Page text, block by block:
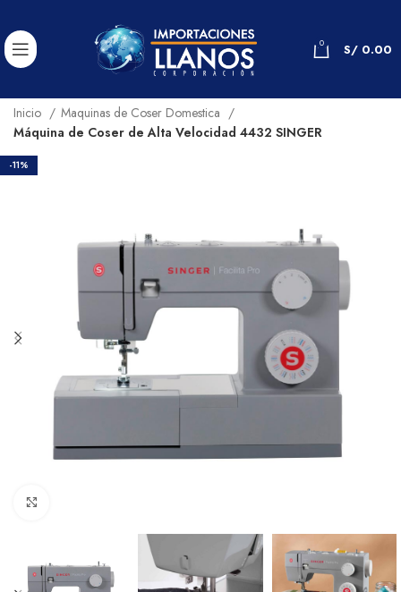
0 S/ 0.00
Inicio
Maquinas de Coser Domestica
Máquina de Coser de Alta Velocidad 4432 SINGER
-11%